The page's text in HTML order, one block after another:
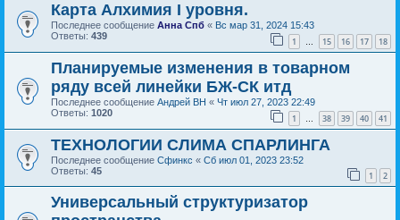
Карта Алхимия I уровня.
Последнее сообщение Анна Спб « Вс мар 31, 2024 15:43
Ответы: 439 1 … 15 16 17 18
Планируемые изменения в товарном
ряду всей линейки БЖ-СК итд
Последнее сообщение Андрей ВН « Чт июл 27, 2023 22:49
Ответы: 1020 1 … 38 39 40 41
ТЕХНОЛОГИИ СЛИМА СПАРЛИНГА
Последнее сообщение Сфинкс « Сб июл 01, 2023 23:52
Ответы: 45 1 2
Универсальный структуризатор